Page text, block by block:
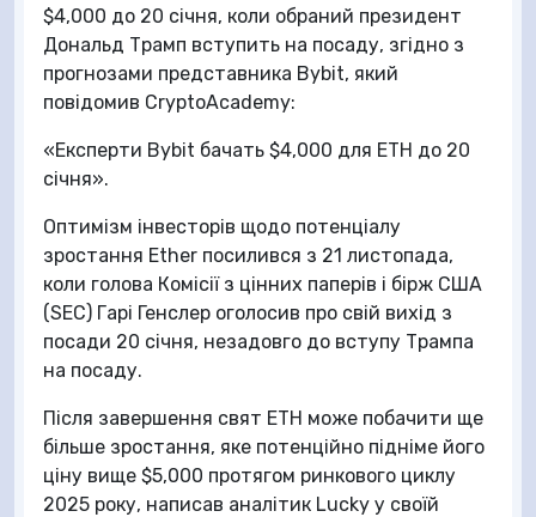
$4,000 до 20 січня, коли обраний президент
Дональд Трамп вступить на посаду, згідно з
прогнозами представника Bybit, який
повідомив CryptoAcademy:
«Експерти Bybit бачать $4,000 для ETH до 20
січня».
Оптимізм інвесторів щодо потенціалу
зростання Ether посилився з 21 листопада,
коли голова Комісії з цінних паперів і бірж США
(SEC) Гарі Генслер оголосив про свій вихід з
посади 20 січня, незадовго до вступу Трампа
на посаду.
Після завершення свят ETH може побачити ще
більше зростання, яке потенційно підніме його
ціну вище $5,000 протягом ринкового циклу
2025 року, написав аналітик Lucky у своїй